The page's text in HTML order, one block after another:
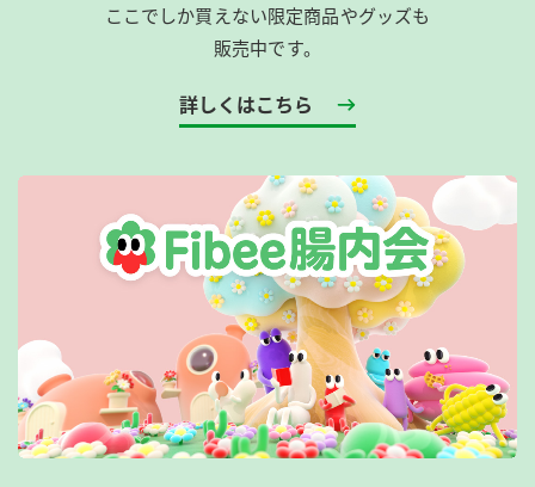
ここでしか買えない限定商品やグッズも
販売中です。
詳しくはこちら